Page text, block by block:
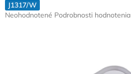
J1317/W
Priemerné
Neohodnotené Podrobnosti hodnotenia